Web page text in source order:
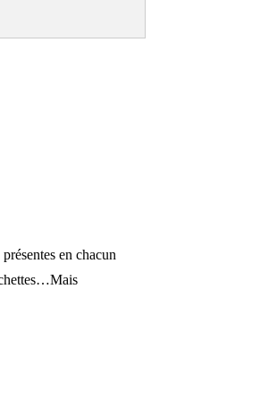
en chacun